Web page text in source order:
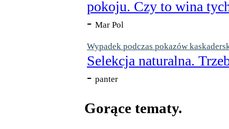
pokoju. Czy to wina
- Mar Pol
Wypadek podczas pokazów
Selekcja naturalna.
- panter
Gorące tematy.